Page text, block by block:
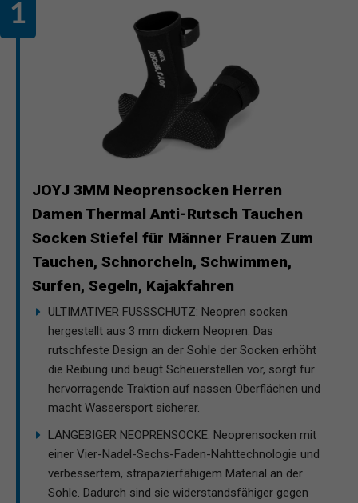
JOYJ 3MM Neoprensocken Herren
Damen Thermal Anti-Rutsch Tauchen
Socken Stiefel für Männer Frauen Zum
Tauchen, Schnorcheln, Schwimmen,
Surfen, Segeln, Kajakfahren
ULTIMATIVER FUSSSCHUTZ: Neopren socken
hergestellt aus 3 mm dickem Neopren. Das
rutschfeste Design an der Sohle der Socken erhöht
die Reibung und beugt Scheuerstellen vor, sorgt für
hervorragende Traktion auf nassen Oberflächen und
macht Wassersport sicherer.
LANGEBIGER NEOPRENSOCKE: Neoprensocken mit
einer Vier-Nadel-Sechs-Faden-Nahttechnologie und
verbessertem, strapazierfähigem Material an der
Sohle. Dadurch sind sie widerstandsfähiger gegen